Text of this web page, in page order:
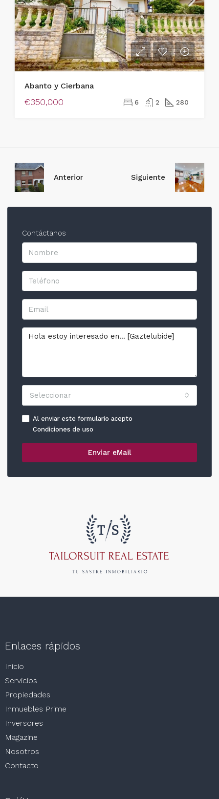
Abanto y Cierbana
€350,000 6 2 280
Anterior Siguiente
Contáctanos
Seleccionar
Al enviar este formulario acepto
Condiciones de uso
Enviar eMail
Enlaces rápidos
Inicio
Servicios
Propiedades
Inmuebles Prime
Inversores
Magazine
Nosotros
Contacto